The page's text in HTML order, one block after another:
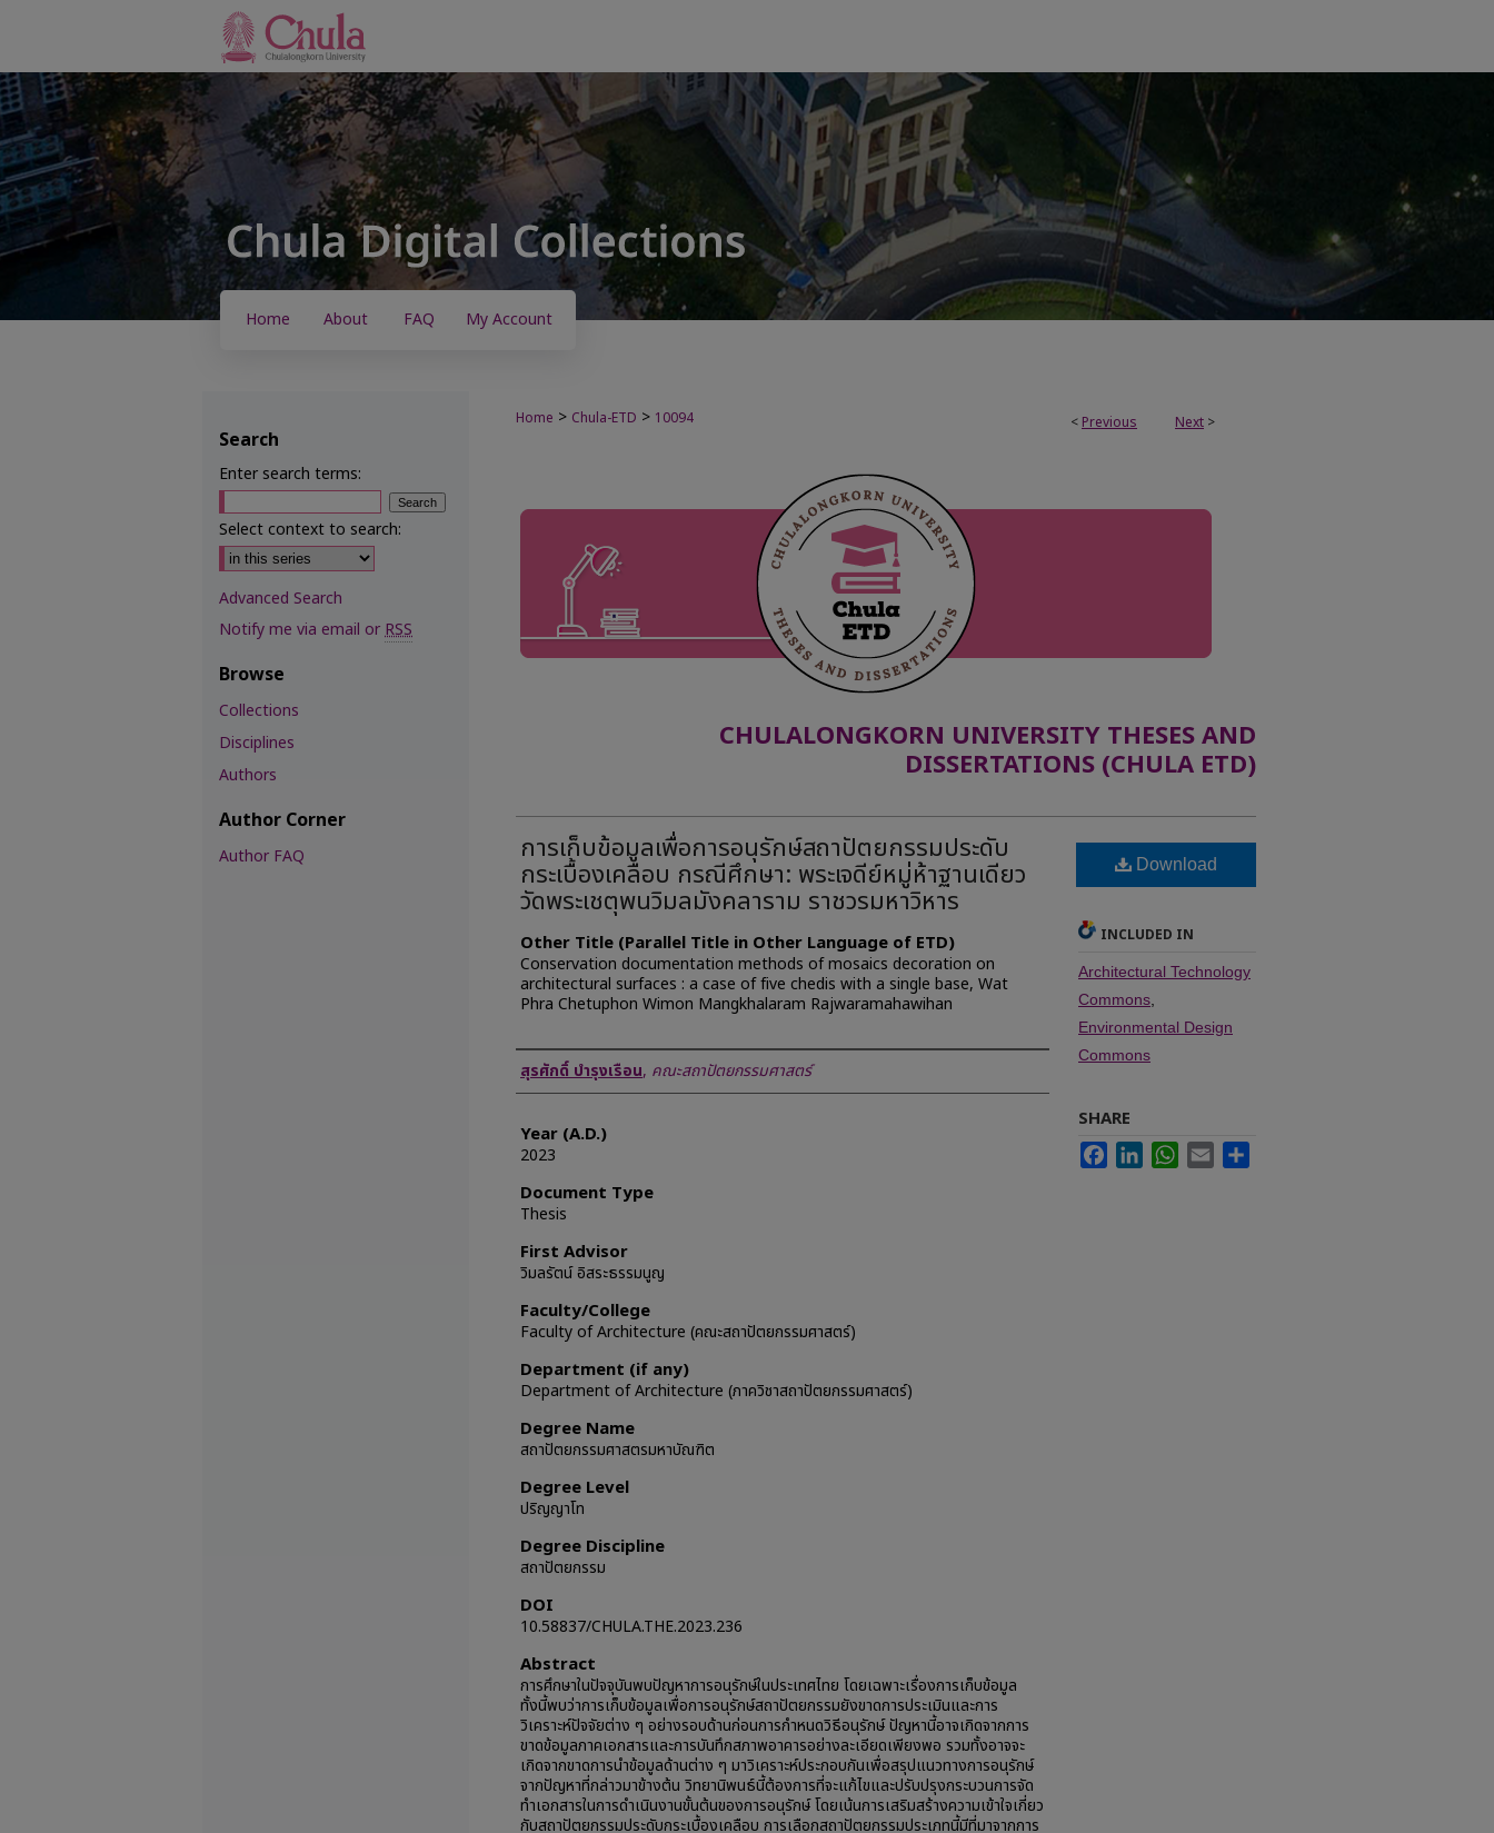
Home About FAQ My Account
< Previous Next >
Home > Chula-ETD > 10094
CHULALONGKORN UNIVERSITY THESES AND
DISSERTATIONS (CHULA ETD)
การเก็บข้อมูลเพื่อการอนุรักษ์สถาปัตยกรรมประดับ
กระเบื้องเคลือบ กรณีศึกษา: พระเจดีย์หมู่ห้าฐานเดียว
วัดพระเชตุพนวิมลมังคลาราม ราชวรมหาวิหาร
Other Title (Parallel Title in Other Language of ETD)
Conservation documentation methods of mosaics decoration on
architectural surfaces : a case of five chedis with a single base, Wat
Phra Chetuphon Wimon Mangkhalaram Rajwaramahawihan
Author
สุรศักดิ์ บำรุงเรือน, คณะสถาปัตยกรรมศาสตร์
Year (A.D.)
2023
Document Type
Thesis
First Advisor
วิมลรัตน์ อิสระธรรมนูญ
Faculty/College
Faculty of Architecture (คณะสถาปัตยกรรมศาสตร์)
Department (if any)
Department of Architecture (ภาควิชาสถาปัตยกรรมศาสตร์)
Degree Name
สถาปัตยกรรมศาสตรมหาบัณฑิต
Degree Level
ปริญญาโท
Degree Discipline
สถาปัตยกรรม
DOI
10.58837/CHULA.THE.2023.236
Abstract
การศึกษาในปัจจุบันพบปัญหาการอนุรักษ์ในประเทศไทย โดยเฉพาะเรื่องการเก็บข้อมูล
ทั้งนี้พบว่าการเก็บข้อมูลเพื่อการอนุรักษ์สถาปัตยกรรมยังขาดการประเมินและการ
วิเคราะห์ปัจจัยต่าง ๆ อย่างรอบด้านก่อนการกำหนดวิธีอนุรักษ์ ปัญหานี้อาจเกิดจากการ
ขาดข้อมูลภาคเอกสารและการบันทึกสภาพอาคารอย่างละเอียดเพียงพอ รวมทั้งอาจจะ
เกิดจากขาดการนำข้อมูลด้านต่าง ๆ มาวิเคราะห์ประกอบกันเพื่อสรุปแนวทางการอนุรักษ์
จากปัญหาที่กล่าวมาข้างต้น วิทยานิพนธ์นี้ต้องการที่จะแก้ไขและปรับปรุงกระบวนการจัด
ทำเอกสารในการดำเนินงานขั้นต้นของการอนุรักษ์ โดยเน้นการเสริมสร้างความเข้าใจเกี่ยว
กับสถาปัตยกรรมประดับกระเบื้องเคลือบ การเลือกสถาปัตยกรรมประเภทนี้มีที่มาจากการ
Download
INCLUDED IN
Architectural Technology
Commons
Environmental Design
Commons
SHARE
FacebookLinkedInWhatsApp
Email
Search
Enter search terms:
Select context to search:
Advanced Search
Notify me via email orRSS
Browse
Collections
Disciplines
Authors
Author Corner
Author FAQ